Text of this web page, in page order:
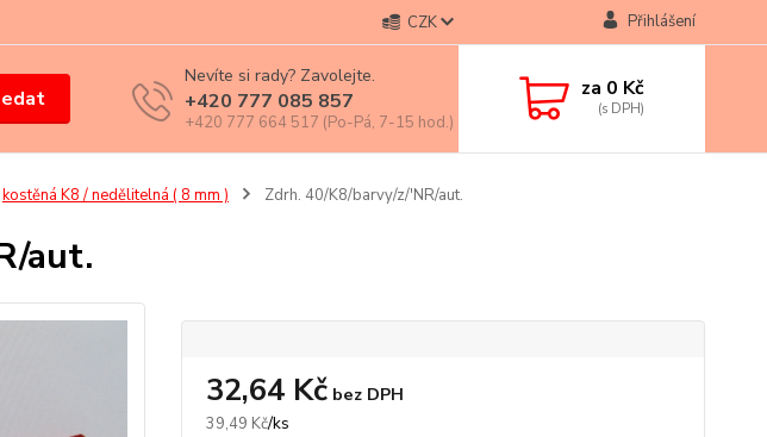
CZK Přihlášení
Nevíte si rady? Zavolejte.
+420 777 085 857
+420 777 664 517 (Po-Pá, 7-15 hod.)
za 0 Kč
kostěná K8 / nedělitelná ( 8 mm ) Zdrh. 40/K8/barvy/z/'NR/aut.
aut.
39,49 Kč/ks
32,64 Kč bez DPH